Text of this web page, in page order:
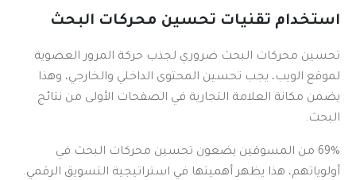
استخدام تقنيات تحسين محركات البحث
تحسين محركات البحث ضروري لجذب حركة المرور العضوية
لموقع الويب، يجب تحسين المحتوى الداخلي والخارجي، وهذا
يضمن مكانة العلامة التجارية في الصفحات الأولى من نتائج
البحث.
69% من المسوقين يضعون تحسين محركات البحث في
أولوياتهم، هذا يظهر أهميتها في استراتيجية التسويق الرقمي.